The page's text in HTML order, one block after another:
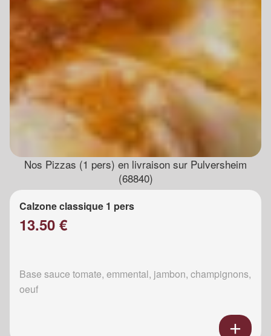
Nos Pizzas (1 pers) en livraison sur Pulversheim
(68840)
Calzone classique 1 pers
13.50 €
Base sauce tomate, emmental, jambon, champignons,
oeuf